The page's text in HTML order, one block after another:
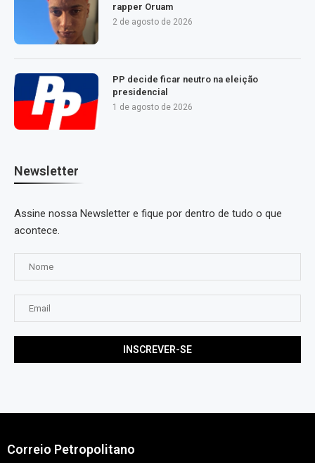
rapper Oruam
2 de agosto de 2026
PP decide ficar neutro na eleição
presidencial
1 de agosto de 2026
Newsletter
Assine nossa Newsletter e fique por dentro de tudo o que
acontece.
Correio Petropolitano